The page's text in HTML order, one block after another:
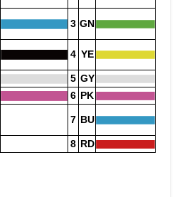
3 GN
4 YE
5 GY
6 PK
7 BU
8 RD